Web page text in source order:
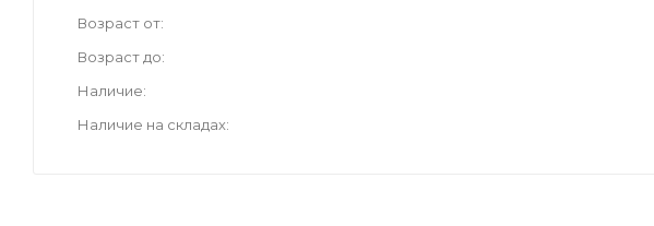
Возраст от
Возраст до
Наличие
Наличие на складах